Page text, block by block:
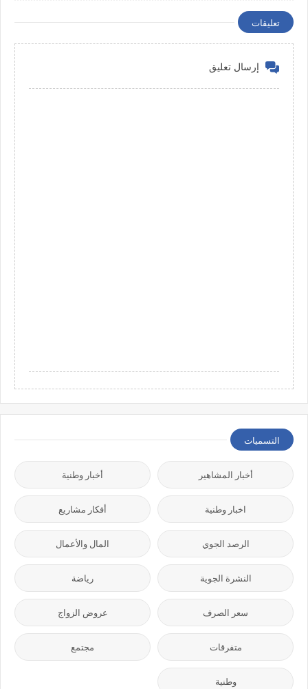
تعليقات
إرسال تعليق
التسميات
أخبار المشاهير أخبار وطنية
اخبار وطنية أفكار مشاريع
الرصد الجوي المال والأعمال
النشرة الجوية رياضة
سعر الصرف عروض الزواج
متفرقات مجتمع
وطنية